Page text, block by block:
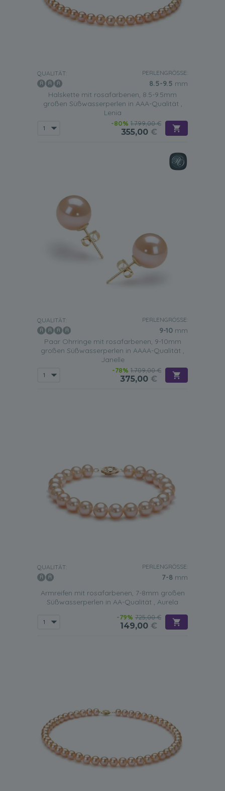
QUALITÄT: PERLENGRÖSSE:
8.5-9.5 mm
Halskette mit rosafarbenen, 8.5-9.5mm
großen Süßwasserperlen in AAA-Qualität ,
Lenia
-80% 1.799,00 €
355,00 €
QUALITÄT: PERLENGRÖSSE:
9-10 mm
Paar Ohrringe mit rosafarbenen, 9-10mm
großen Süßwasserperlen in AAAA-Qualität ,
Janelle
-78% 1.709,00 €
375,00 €
QUALITÄT: PERLENGRÖSSE:
7-8 mm
Armreifen mit rosafarbenen, 7-8mm großen
Süßwasserperlen in AA-Qualität , Aurela
-79% 725,00 €
149,00 €